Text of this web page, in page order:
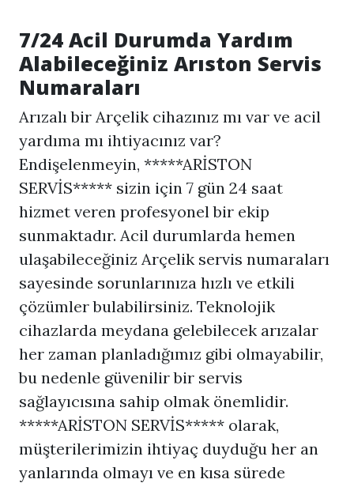
7/24 Acil Durumda Yardım
Alabileceğiniz Arıston Servis
Numaraları
Arızalı bir Arçelik cihazınız mı var ve acil
yardıma mı ihtiyacınız var?
Endişelenmeyin, *****ARİSTON
SERVİS***** sizin için 7 gün 24 saat
hizmet veren profesyonel bir ekip
sunmaktadır. Acil durumlarda hemen
ulaşabileceğiniz Arçelik servis numaraları
sayesinde sorunlarınıza hızlı ve etkili
çözümler bulabilirsiniz. Teknolojik
cihazlarda meydana gelebilecek arızalar
her zaman planladığımız gibi olmayabilir,
bu nedenle güvenilir bir servis
sağlayıcısına sahip olmak önemlidir.
*****ARİSTON SERVİS***** olarak,
müşterilerimizin ihtiyaç duyduğu her an
yanlarında olmayı ve en kısa sürede